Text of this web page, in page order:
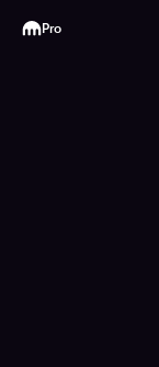
Kraken
Pro